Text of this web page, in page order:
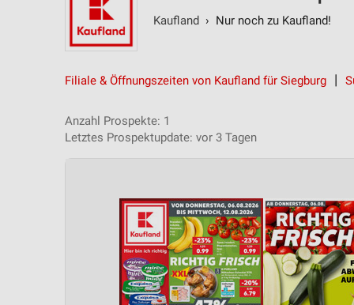
Kaufland › Nur noch zu Kaufland!
Filiale & Öffnungszeiten von Kaufland für Siegburg
Anzahl Prospekte: 1
Letztes Prospektupdate: vor 3 Tagen